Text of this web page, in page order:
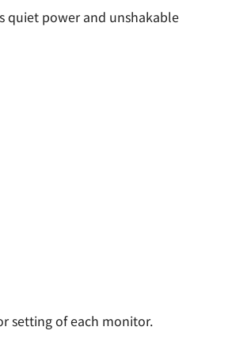
quiet power and unshakable
setting of each monitor.